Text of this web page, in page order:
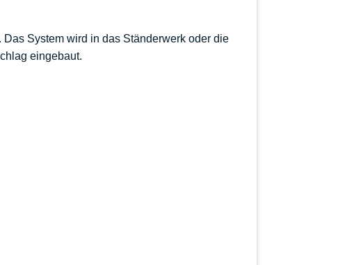
System wird in das Ständerwerk oder die
eingebaut.